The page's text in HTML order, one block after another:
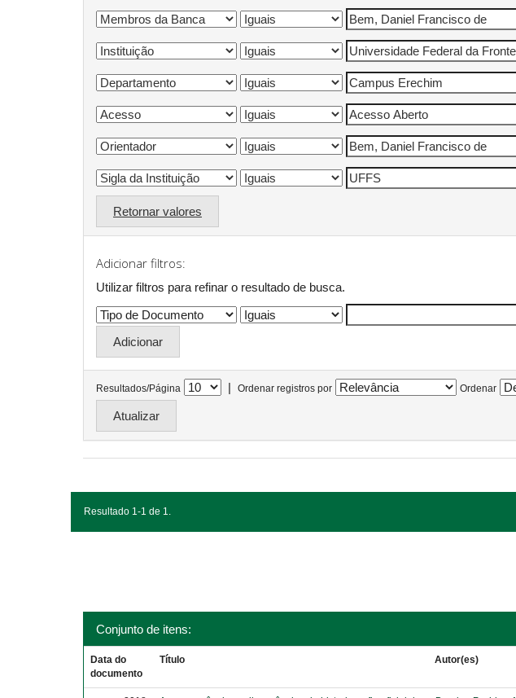
Retornar valores
Adicionar filtros:
Utilizar filtros para refinar o resultado de busca.
Resultados/Página | Ordenar registros por Ordenar
Resultado 1-1 de 1.
Conjunto de itens:
Data do
documento
Título Autor(es)